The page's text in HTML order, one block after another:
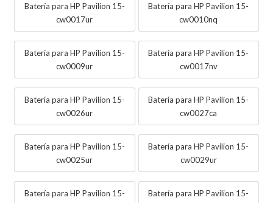
Batería para HP Pavilion 15-
cw0017ur
Batería para HP Pavilion 15-
cw0010nq
Batería para HP Pavilion 15-
cw0009ur
Batería para HP Pavilion 15-
cw0017nv
Batería para HP Pavilion 15-
cw0026ur
Batería para HP Pavilion 15-
cw0027ca
Batería para HP Pavilion 15-
cw0025ur
Batería para HP Pavilion 15-
cw0029ur
Batería para HP Pavilion 15-
Batería para HP Pavilion 15-